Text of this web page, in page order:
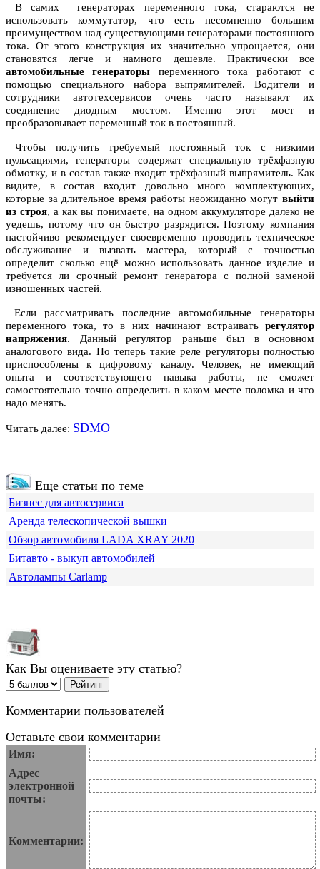
В самих генераторах переменного тока, стараются не
использовать коммутатор, что есть несомненно большим
преимуществом над существующими генераторами постоянного
тока. От этого конструкция их значительно упрощается, они
становятся легче и намного дешевле. Практически все
автомобильные генераторы переменного тока работают с
помощью специального набора выпрямителей. Водители и
сотрудники автотехсервисов очень часто называют их
соединение диодным мостом. Именно этот мост и
преобразовывает переменный ток в постоянный.
Чтобы получить требуемый постоянный ток с низкими
пульсациями, генераторы содержат специальную трёхфазную
обмотку, и в состав также входит трёхфазный выпрямитель. Как
видите, в состав входит довольно много комплектующих,
которые за длительное время работы неожиданно могут выйти
из строя, а как вы понимаете, на одном аккумуляторе далеко не
уедешь, потому что он быстро разрядится. Поэтому компания
настойчиво рекомендует своевременно проводить техническое
обслуживание и вызвать мастера, который с точностью
определит сколько ещё можно использовать данное изделие и
требуется ли срочный ремонт генератора с полной заменой
изношенных частей.
Если рассматривать последние автомобильные генераторы
переменного тока, то в них начинают встраивать регулятор
напряжения. Данный регулятор раньше был в основном
аналогового вида. Но теперь такие реле регуляторы полностью
приспособлены к цифровому каналу. Человек, не имеющий
опыта и соответствующего навыка работы, не сможет
самостоятельно точно определить в каком месте поломка и что
надо менять.
Читать далее: SDMO
Еще статьи по теме
Бизнес для автосервиса
Аренда телескопической вышки
Обзор автомобиля LADA XRAY 2020
Битавто - выкуп автомобилей
Автолампы Carlamp
Как Вы оцениваете эту статью?
Комментарии пользователей
Оставьте свои комментарии
Имя:
Адрес
электронной
почты:
Комментарии: